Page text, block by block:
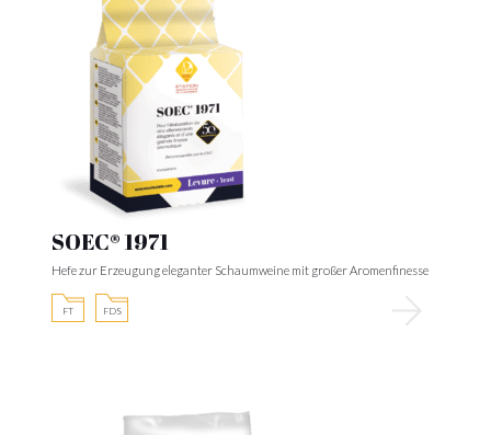
SOEC® 1971
Hefe zur Erzeugung eleganter Schaumweine mit großer Aromenfinesse
FT FDS